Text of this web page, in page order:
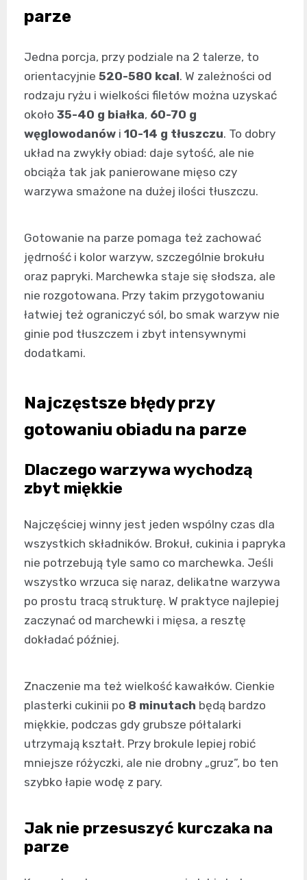
parze
Jedna porcja, przy podziale na 2 talerze, to
orientacyjnie 520-580 kcal. W zależności od
rodzaju ryżu i wielkości filetów można uzyskać
około 35-40 g białka, 60-70 g
węglowodanów i 10-14 g tłuszczu. To dobry
układ na zwykły obiad: daje sytość, ale nie
obciąża tak jak panierowane mięso czy
warzywa smażone na dużej ilości tłuszczu.
Gotowanie na parze pomaga też zachować
jędrność i kolor warzyw, szczególnie brokułu
oraz papryki. Marchewka staje się słodsza, ale
nie rozgotowana. Przy takim przygotowaniu
łatwiej też ograniczyć sól, bo smak warzyw nie
ginie pod tłuszczem i zbyt intensywnymi
dodatkami.
Najczęstsze błędy przy
gotowaniu obiadu na parze
Dlaczego warzywa wychodzą
zbyt miękkie
Najczęściej winny jest jeden wspólny czas dla
wszystkich składników. Brokuł, cukinia i papryka
nie potrzebują tyle samo co marchewka. Jeśli
wszystko wrzuca się naraz, delikatne warzywa
po prostu tracą strukturę. W praktyce najlepiej
zaczynać od marchewki i mięsa, a resztę
dokładać później.
Znaczenie ma też wielkość kawałków. Cienkie
plasterki cukinii po 8 minutach będą bardzo
miękkie, podczas gdy grubsze półtalarki
utrzymają kształt. Przy brokule lepiej robić
mniejsze różyczki, ale nie drobny „gruz”, bo ten
szybko łapie wodę z pary.
Jak nie przesuszyć kurczaka na
parze